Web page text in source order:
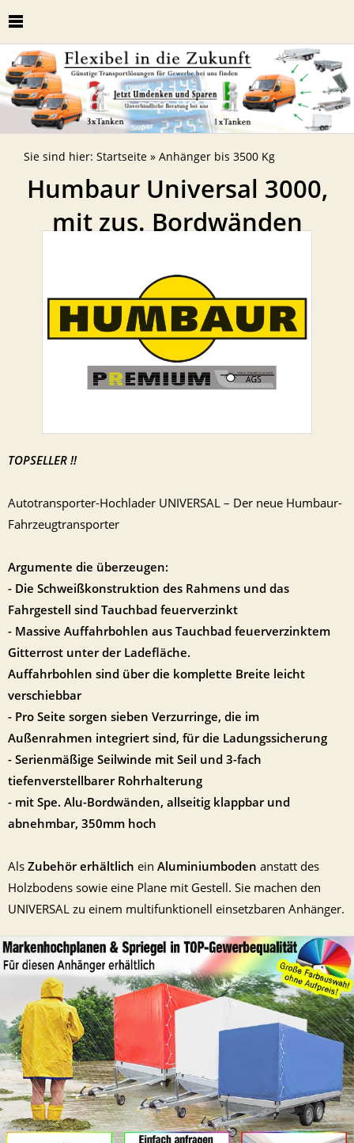
Sie sind hier: Startseite » Anhänger bis 3500 Kg
Humbaur Universal 3000,
mit zus. Bordwänden
TOPSELLER !!
Autotransporter-Hochlader UNIVERSAL – Der neue Humbaur-
Fahrzeugtransporter
Argumente die überzeugen:
- Die Schweißkonstruktion des Rahmens und das
Fahrgestell sind Tauchbad feuerverzinkt
- Massive Auffahrbohlen aus Tauchbad feuerverzinktem
Gitterrost unter der Ladefläche.
Auffahrbohlen sind über die komplette Breite leicht
verschiebbar
- Pro Seite sorgen sieben Verzurringe, die im
Außenrahmen integriert sind, für die Ladungssicherung
- Serienmäßige Seilwinde mit Seil und 3-fach
tiefenverstellbarer Rohrhalterung
- mit Spe. Alu-Bordwänden, allseitig klappbar und
abnehmbar, 350mm hoch
Als Zubehör erhältlich ein Aluminiumboden anstatt des
Holzbodens sowie eine Plane mit Gestell. Sie machen den
UNIVERSAL zu einem multifunktionell einsetzbaren Anhänger.